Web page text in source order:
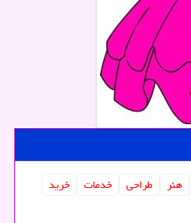
هنر طراحی خدمات
خرید